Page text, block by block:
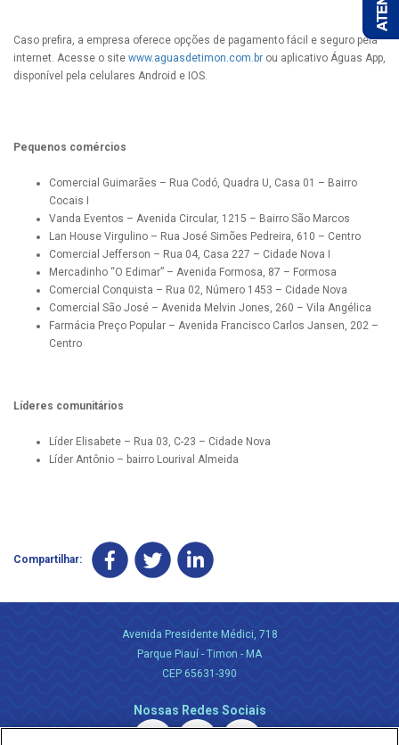
Caso prefira, a empresa oferece opções de pagamento fácil e seguro pela
internet. Acesse o site www.aguasdetimon.com.br ou aplicativo Águas App,
disponível pela celulares Android e IOS.
Pequenos comércios
Comercial Guimarães – Rua Codó, Quadra U, Casa 01 – Bairro
Cocais I
Vanda Eventos – Avenida Circular, 1215 – Bairro São Marcos
Lan House Virgulino – Rua José Simões Pedreira, 610 – Centro
Comercial Jefferson – Rua 04, Casa 227 – Cidade Nova I
Mercadinho “O Edimar” – Avenida Formosa, 87 – Formosa
Comercial Conquista – Rua 02, Número 1453 – Cidade Nova
Comercial São José – Avenida Melvin Jones, 260 – Vila Angélica
Farmácia Preço Popular – Avenida Francisco Carlos Jansen, 202 –
Centro
Líderes comunitários
Líder Elisabete – Rua 03, C-23 – Cidade Nova
Líder Antônio – bairro Lourival Almeida
Compartilhar:
Avenida Presidente Médici, 718
Parque Piauí - Timon - MA
CEP 65631-390
Nossas Redes Sociais